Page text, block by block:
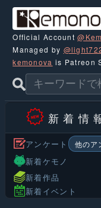
Official Account
Managed by
kemonova is Patreon
新 着 情
アンケート 他のア
新着ケモノ
新着作品
新着イベント